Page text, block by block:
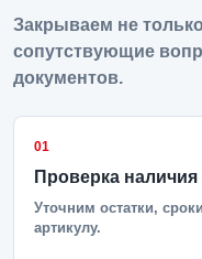
Закрываем не
сопутствующие
документов.
01
Проверка наличия
Уточним остатки,
артикулу.